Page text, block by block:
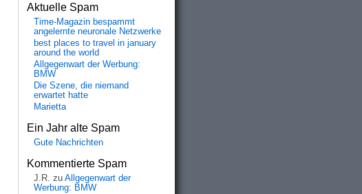
Aktuelle Spam
Time-Magazin bespammt
angelernte neuronale Netzwerke
best places to travel in january
around the world
Allgegenwart der Werbung:
BMW
Die Szene, die niemand
erwartet hatte
Marietta
Ein Jahr alte Spam
Gute Nachrichten
Kommentierte Spam
J.R. zu Allgegenwart der
Werbung: BMW